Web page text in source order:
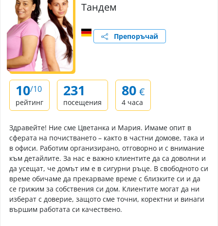
Тандем
Препоръчай
10/10
рейтинг
231
посещения
80 €
4 часа
Здравейте! Ние сме Цветанка и Мария. Имаме опит в
сферата на почистването – както в частни домове, така и
в офиси. Работим организирано, отговорно и с внимание
към детайлите. За нас е важно клиентите да са доволни и
да усещат, че домът им е в сигурни ръце. В свободното си
време обичаме да прекарваме време с близките си и да
се грижим за собствения си дом. Клиентите могат да ни
изберат с доверие, защото сме точни, коректни и винаги
вършим работата си качествено.